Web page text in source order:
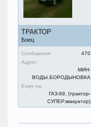
ТРАКТОР
Боец
Сообщения:
470
Адрес:
МИН-
ВОДЫ.БОРОДЫНОВКА
Езжу на:
ГАЗ-69, (трактор-
СУПЕРэвакуатор)